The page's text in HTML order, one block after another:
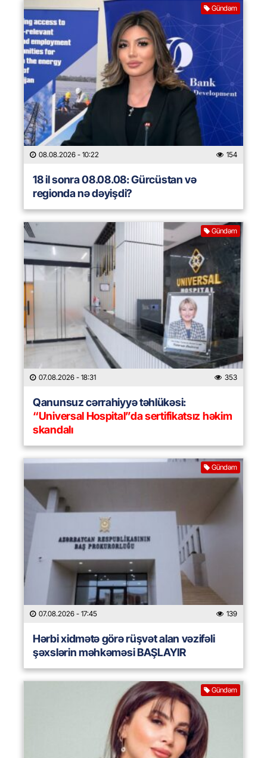
Gündəm
08.08.2026 - 10:22 154
18 il sonra 08.08.08: Gürcüstan və
regionda nə dəyişdi?
Gündəm
07.08.2026 - 18:31 353
Qanunsuz cərrahiyyə təhlükəsi:
“Universal Hospital”da sertifikatsız həkim
skandalı
Gündəm
07.08.2026 - 17:45 139
Hərbi xidmətə görə rüşvət alan vəzifəli
şəxslərin məhkəməsi BAŞLAYIR
Gündəm